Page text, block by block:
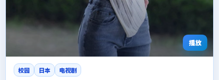
播放
校园 日本 电视剧